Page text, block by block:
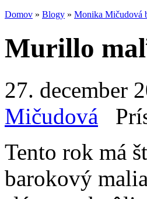
Domov » Blogy » Monika Mičudová
Murillo
27. december
Mičudová
Tento rok má
barokový